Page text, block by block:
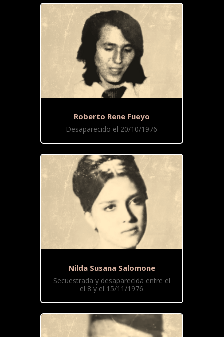
Roberto Rene Fueyo
Desaparecido el 20/10/1976
Nilda Susana Salomone
Secuestrada y desaparecida entre el
el 8 y el 15/11/1976